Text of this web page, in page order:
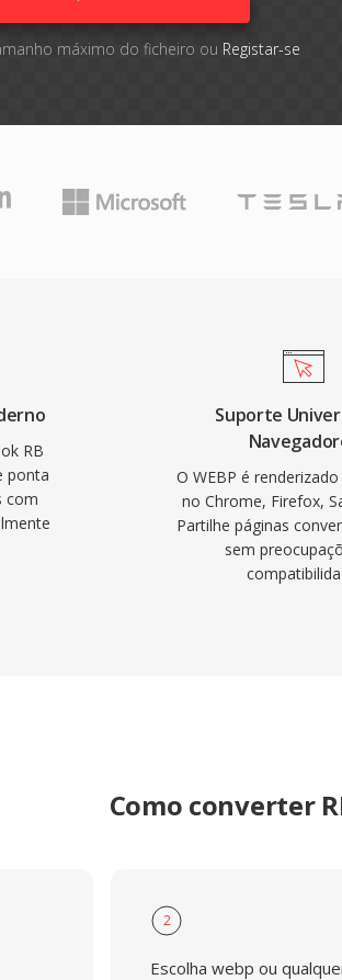
máximo do ficheiro ou Registar-se
RB
ponta
com
Suporte
O WEBP é
no Chrome, Firefox,
Partilhe páginas
sem
Como converter
2
Escolha webp ou